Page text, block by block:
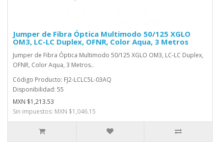
Jumper de Fibra Óptica Multimodo 50/125 XGLO
OM3, LC-LC Duplex, OFNR, Color Aqua, 3 Metros
Jumper de Fibra Óptica Multimodo 50/125 XGLO OM3, LC-LC Duplex,
OFNR, Color Aqua, 3 Metros..
Código Producto: FJ2-LCLC5L-03AQ
Disponibilidad: 55
MXN $1,213.53
Sin impuestos: MXN $1,046.15